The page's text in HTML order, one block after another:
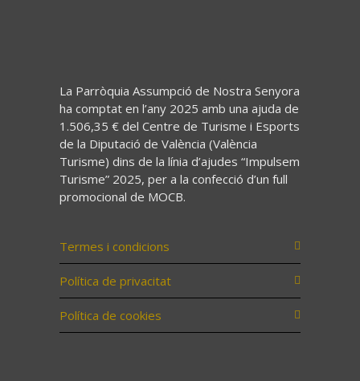
La Parròquia Assumpció de Nostra Senyora
ha comptat en l’any 2025 amb una ajuda de
1.506,35 € del Centre de Turisme i Esports
de la Diputació de València (València
Turisme) dins de la línia d’ajudes “Impulsem
Turisme” 2025, per a la confecció d’un full
promocional de MOCB.
Termes i condicions
Política de privacitat
Política de cookies